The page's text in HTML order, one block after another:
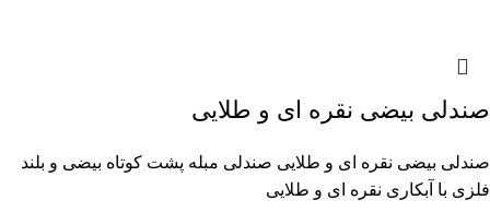
صندلی بیضی نقره ای و طلایی
صندلی بیضی نقره ای و طلایی صندلی مبله پشت کوتاه بیضی و بلند
فلزی با آبکاری نقره ای و طلایی